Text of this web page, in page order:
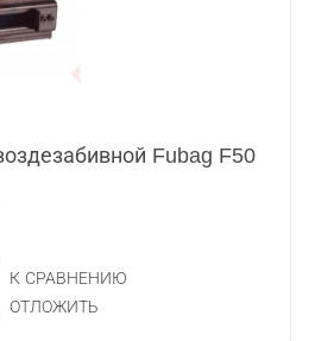
Fubag F50
К СРАВНЕНИЮ
ОТЛОЖИТЬ